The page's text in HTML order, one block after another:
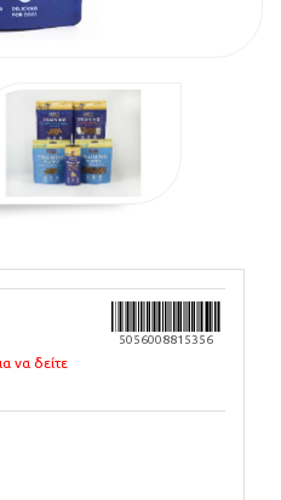
να δείτε
5056008815356